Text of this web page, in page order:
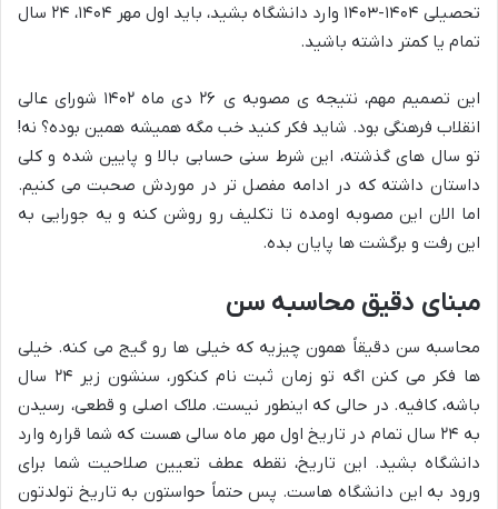
تحصیلی ۱۴۰۴-۱۴۰۳ وارد دانشگاه بشید، باید اول مهر ۱۴۰۴، ۲۴ سال
تمام یا کمتر داشته باشید.
این تصمیم مهم، نتیجه ی مصوبه ی ۲۶ دی ماه ۱۴۰۲ شورای عالی
انقلاب فرهنگی بود. شاید فکر کنید خب مگه همیشه همین بوده؟ نه!
تو سال های گذشته، این شرط سنی حسابی بالا و پایین شده و کلی
داستان داشته که در ادامه مفصل تر در موردش صحبت می کنیم.
اما الان این مصوبه اومده تا تکلیف رو روشن کنه و یه جورایی به
این رفت و برگشت ها پایان بده.
مبنای دقیق محاسبه سن
محاسبه سن دقیقاً همون چیزیه که خیلی ها رو گیج می کنه. خیلی
ها فکر می کنن اگه تو زمان ثبت نام کنکور، سنشون زیر ۲۴ سال
باشه، کافیه. در حالی که اینطور نیست. ملاک اصلی و قطعی، رسیدن
به ۲۴ سال تمام در تاریخ اول مهر ماه سالی هست که شما قراره وارد
دانشگاه بشید. این تاریخ، نقطه عطف تعیین صلاحیت شما برای
ورود به این دانشگاه هاست. پس حتماً حواستون به تاریخ تولدتون